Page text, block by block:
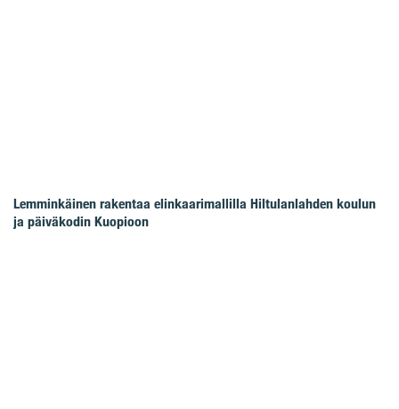
Lemminkäinen rakentaa elinkaarimallilla Hiltulanlahden koulun
ja päiväkodin Kuopioon